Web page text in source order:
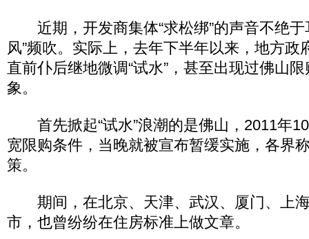
近期，开发商集体“求松绑”的声音不绝于
风”频吹。实际上，去年下半年以来，地方政
直前仆后继地微调“试水”，甚至出现过佛山限
象。
首先掀起“试水”浪潮的是佛山，2011年
宽限购条件，当晚就被宣布暂缓实施，各界
策。
期间，在北京、天津、武汉、厦门、上
市，也曾纷纷在住房标准上做文章。